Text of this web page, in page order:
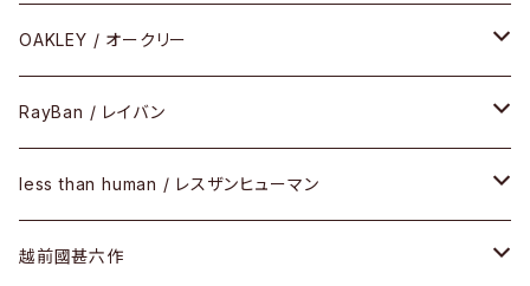
PLASTIC（プラスティックシリーズ）
SIRMONT（サーモントシリーズ）
SUNSHIFT
ケア用品
コンビ
メタルフレーム
その他
セルフレーム
OAKLEY / オークリー
メガネフレーム
サングラス
Frogskins(フロッグスキン )
その他
RayBan / レイバン
メガネフレーム
サングラス
less than human / レスザンヒューマン
メガネフレーム
越前國甚六作